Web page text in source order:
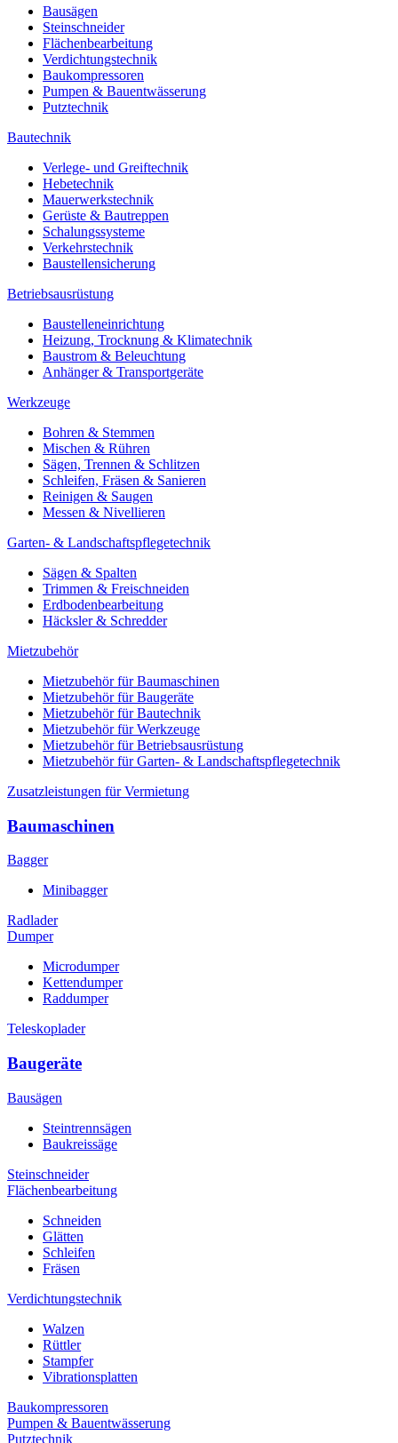
Bausägen
Steinschneider
Flächenbearbeitung
Verdichtungstechnik
Baukompressoren
Pumpen & Bauentwässerung
Putztechnik
Bautechnik
Verlege- und Greiftechnik
Hebetechnik
Mauerwerkstechnik
Gerüste & Bautreppen
Schalungssysteme
Verkehrstechnik
Baustellensicherung
Betriebsausrüstung
Baustelleneinrichtung
Heizung, Trocknung & Klimatechnik
Baustrom & Beleuchtung
Anhänger & Transportgeräte
Werkzeuge
Bohren & Stemmen
Mischen & Rühren
Sägen, Trennen & Schlitzen
Schleifen, Fräsen & Sanieren
Reinigen & Saugen
Messen & Nivellieren
Garten- & Landschaftspflegetechnik
Sägen & Spalten
Trimmen & Freischneiden
Erdbodenbearbeitung
Häcksler & Schredder
Mietzubehör
Mietzubehör für Baumaschinen
Mietzubehör für Baugeräte
Mietzubehör für Bautechnik
Mietzubehör für Werkzeuge
Mietzubehör für Betriebsausrüstung
Mietzubehör für Garten- & Landschaftspflegetechnik
Zusatzleistungen für Vermietung
Baumaschinen
Bagger
Minibagger
Radlader
Dumper
Microdumper
Kettendumper
Raddumper
Teleskoplader
Baugeräte
Bausägen
Steintrennsägen
Baukreissäge
Steinschneider
Flächenbearbeitung
Schneiden
Glätten
Schleifen
Fräsen
Verdichtungstechnik
Walzen
Rüttler
Stampfer
Vibrationsplatten
Baukompressoren
Pumpen & Bauentwässerung
Putztechnik